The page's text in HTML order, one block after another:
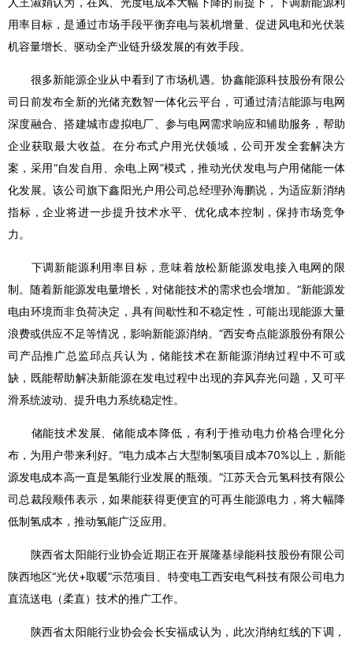
用率目标，是通过市场手段平衡弃电与装机增量、促进风电和光伏装
机容量增长、驱动全产业链升级发展的有效手段。
很多新能源企业从中看到了市场机遇。协鑫能源科技股份有限公
司日前发布全新的光储充数智一体化云平台，可通过清洁能源与电网
深度融合、搭建城市虚拟电厂、参与电网需求响应和辅助服务，帮助
企业获取最大收益。在分布式户用光伏领域，公司开发全套解决方
案，采用“自发自用、余电上网”模式，推动光伏发电与户用储能一体
化发展。该公司旗下鑫阳光户用公司总经理孙海鹏说，为适应新消纳
指标，企业将进一步提升技术水平、优化成本控制，保持市场竞争
力。
下调新能源利用率目标，意味着放松新能源发电接入电网的限
制。随着新能源发电量增长，对储能技术的需求也会增加。“新能源发
电由环境而非负荷决定，具有间歇性和不稳定性，可能出现能源大量
浪费或供应不足等情况，影响新能源消纳。”西安奇点能源股份有限公
司产品推广总监邱点兵认为，储能技术在新能源消纳过程中不可或
缺，既能帮助解决新能源在发电过程中出现的弃风弃光问题，又可平
滑系统波动、提升电力系统稳定性。
储能技术发展、储能成本降低，有利于推动电力价格合理化分
布，为用户带来利好。“电力成本占大型制氢项目成本70%以上，新能
源发电成本高一直是氢能行业发展的瓶颈。”江苏天合元氢科技有限公
司总裁段顺伟表示，如果能获得更便宜的可再生能源电力，将大幅降
低制氢成本，推动氢能广泛应用。
陕西省太阳能行业协会近期正在开展隆基绿能科技股份有限公司
陕西地区“光伏+取暖”示范项目、特变电工西安电气科技有限公司电力
直流送电（柔直）技术的推广工作。
陕西省太阳能行业协会会长安福成认为，此次消纳红线的下调，